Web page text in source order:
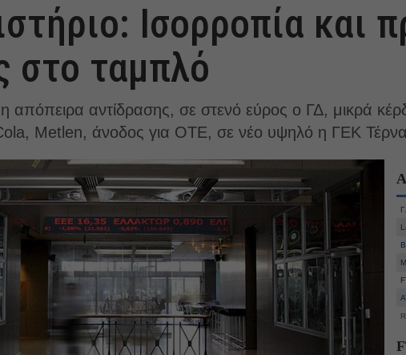
Ισορροπία και
στο ταμπλό
απόπειρα αντίδρασης, σε στενό εύρος ο ΓΔ, μικρά
Cola, Metlen, άνοδος για ΟΤΕ, σε νέο υψηλό η ΓΕΚ